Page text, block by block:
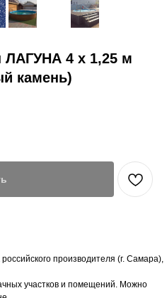
ЛАГУНА 4 х 1,25 м
камень)
производителя (г. Самара),
участков и помещений. Можно